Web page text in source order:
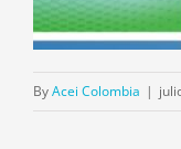
ByAcei Colombia |